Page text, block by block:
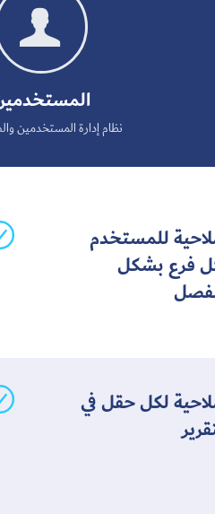

نظام إدارة المستخدمين
للمستخدم
فرع بشكل
لكل حقل في